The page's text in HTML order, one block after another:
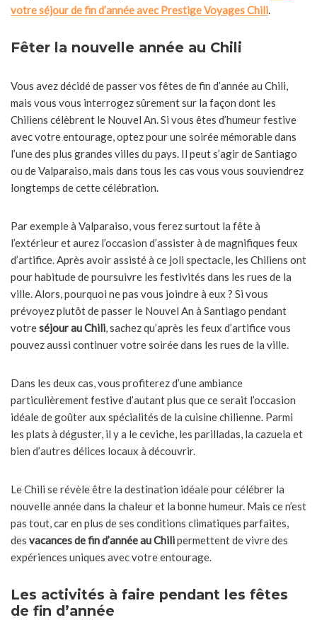
votre séjour de fin d’année avec Prestige Voyages Chili
Fêter la nouvelle année au Chili
Vous avez décidé de passer vos fêtes de fin d’année au Chili,
mais vous vous interrogez sûrement sur la façon dont les
Chiliens célèbrent le Nouvel An. Si vous êtes d’humeur festive
avec votre entourage, optez pour une soirée mémorable dans
l’une des plus grandes villes du pays. Il peut s’agir de Santiago
ou de Valparaiso, mais dans tous les cas vous vous souviendrez
longtemps de cette célébration.
Par exemple à Valparaiso, vous ferez surtout la fête à
l’extérieur et aurez l’occasion d’assister à de magnifiques feux
d’artifice. Après avoir assisté à ce joli spectacle, les Chiliens ont
pour habitude de poursuivre les festivités dans les rues de la
ville. Alors, pourquoi ne pas vous joindre à eux ? Si vous
prévoyez plutôt de passer le Nouvel An à Santiago pendant
votreséjour au Chili , sachez qu’après les feux d’artifice vous
pouvez aussi continuer votre soirée dans les rues de la ville.
Dans les deux cas, vous profiterez d’une ambiance
particulièrement festive d’autant plus que ce serait l’occasion
idéale de goûter aux spécialités de la cuisine chilienne. Parmi
les plats à déguster, il y a le ceviche, les parilladas, la cazuela et
bien d’autres délices locaux à découvrir.
Le Chili se révèle être la destination idéale pour célébrer la
nouvelle année dans la chaleur et la bonne humeur. Mais ce n’est
pas tout, car en plus de ses conditions climatiques parfaites,
des vacances de fin d’année au Chilipermettent de vivre des
expériences uniques avec votre entourage.
Les activités à faire pendant les fêtes
de fin d’année